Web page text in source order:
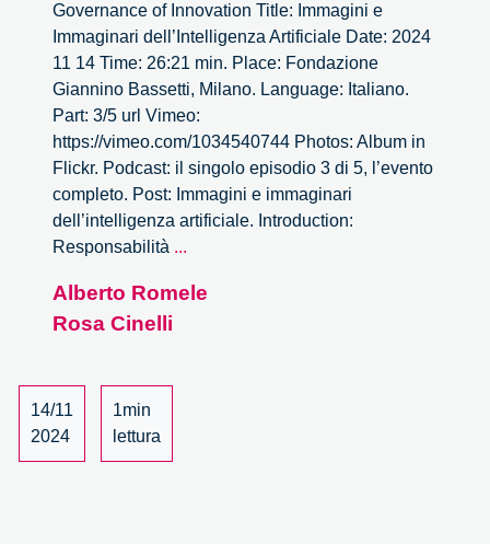
Governance of Innovation Title: Immagini e
Immaginari dell’Intelligenza Artificiale Date: 2024
11 14 Time: 26:21 min. Place: Fondazione
Giannino Bassetti, Milano. Language: Italiano.
Part: 3/5 url Vimeo:
https://vimeo.com/1034540744 Photos: Album in
Flickr. Podcast: il singolo episodio 3 di 5, l’evento
completo. Post: Immagini e immaginari
dell’intelligenza artificiale. Introduction:
Responsabilità ...
AI
Alberto Romele
Rosa Cinelli
14/11
2024
1min
lettura